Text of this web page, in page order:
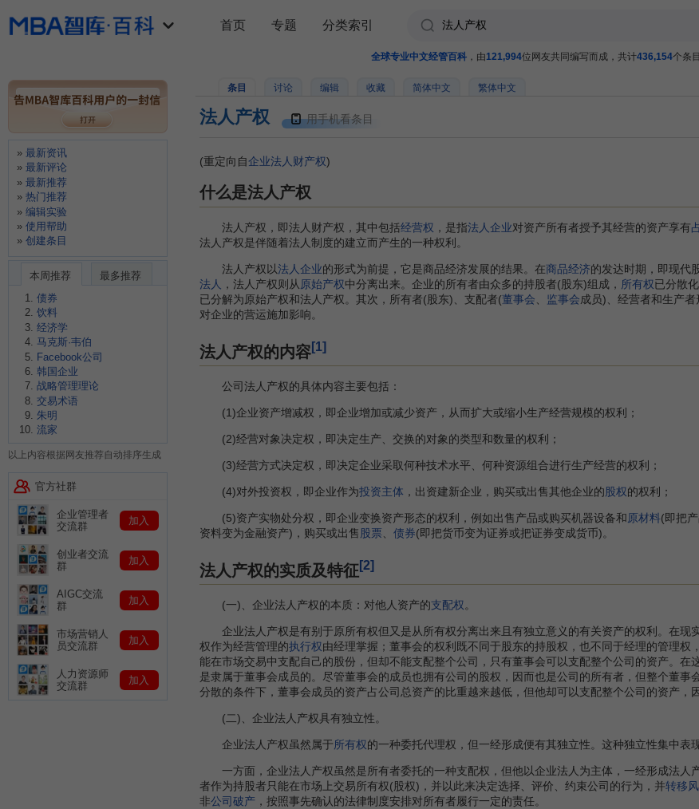
全球专业中文经管百科 ，由121,994位网友共同编写而成，共计436,154个条目
条目 讨论 编辑 收藏 简体中文 繁体中文
法人产权 用手机看条目
(重定向自企业法人财产权)
什么是法人产权
法人产权，即法人财产权，其中包括经营权 ，是指法人企业对资产所有者授予其经营的资产享有
法人产权是伴随着法人制度的建立而产生的一种权利。
法人产权以法人企业的形式为前提，它是商品经济发展的结果。在商品经济的发达时期，即现代
法人 ，法人产权则从原始产权中分离出来。企业的所有者由众多的持股者(股东)组成， 所有权已分散
已分解为原始产权和法人产权。其次，所有者(股东)、支配者(董事会、 监事会成员)、经营者和生产
对企业的营运施加影响。
法人产权的内容[1]
公司法人产权的具体内容主要包括：
(1)企业资产增减权，即企业增加或减少资产，从而扩大或缩小生产经营规模的权利；
(2)经营对象决定权，即决定生产、交换的对象的类型和数量的权利；
(3)经营方式决定权，即决定企业采取何种技术水平、何种资源组合进行生产经营的权利；
(4)对外投资权，即企业作为投资主体 ，出资建新企业，购买或出售其他企业的股权的权利；
(5)资产实物处分权，即企业变换资产形态的权利，例如出售产品或购买机器设备和原材料(即把
资料变为金融资产)，购买或出售股票、 债券(即把货币变为证券或把证券变成货币)。
法人产权的实质及特征[2]
(一)、企业法人产权的本质：对他人资产的支配权。
企业法人产权是有别于原所有权但又是从所有权分离出来且有独立意义的有关资产的权利。在现
权作为经营管理的执行权由经理掌握；董事会的权利既不同于股东的持股权，也不同于经理的管理
能在市场交易中支配自己的股份，但却不能支配整个公司，只有董事会可以支配整个公司的资产。
是隶属于董事会成员的。尽管董事会的成员也拥有公司的股权，因而也是公司的所有者，但整个董
分散的条件下，董事会成员的资产占公司总资产的比重越来越低，但他却可以支配整个公司的资产，
(二)、企业法人产权具有独立性。
企业法人产权虽然属于所有权的一种委托代理权，但一经形成便有其独立性。这种独立性集中表
一方面，企业法人产权虽然是所有者委托的一种支配权，但他以企业法人为主体，一经形成法人
者作为持股者只能在市场上交易所有权(股权)，并以此来决定选择、评价、约束公司的行为，并转移
非公司破产 ，按照事先确认的法律制度安排对所有者履行一定的责任。
首页 专题 分类索引
最新资讯
最新评论
最新推荐
热门推荐
编辑实验
使用帮助
创建条目
本周推荐
最多推荐
债券
饮料
经济学
马克斯·韦伯
Facebook公司
韩国企业
战略管理理论
交易术语
朱明
流家
以上内容根据网友推荐自动排序生成
官方社群
企业管理者
交流群
加入
创业者交流
群
加入
AIGC交流
群
加入
市场营销人
员交流群
加入
人力资源师
交流群
加入